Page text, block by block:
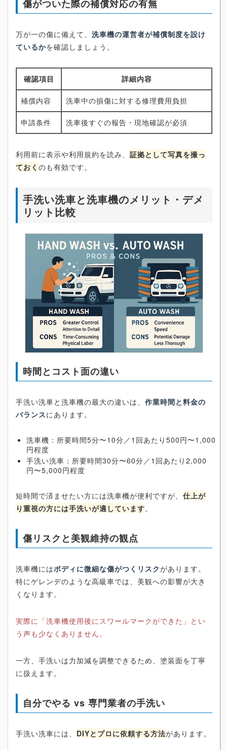
傷がついた際の補償対応の有無
万が一の傷に備えて、 洗車機の運営者が補償制度を設け
ているかを確認しましょう。
確認項目 詳細内容
補償内容 洗車中の損傷に対する修理費用負担
申請条件 洗車後すぐの報告・現地確認が必須
利用前に表示や利用規約を読み、 証拠として写真を撮っ
ておく のも有効です。
手洗い洗車と洗車機のメリット・デメ
リット比較
時間とコスト面の違い
手洗い洗車と洗車機の最大の違いは、 作業時間と料金の
バランスにあります。
洗車機：所要時間5分〜10分／1回あたり500円〜1,000
円程度
手洗い洗車：所要時間30分〜60分／1回あたり2,000
円〜5,000円程度
短時間で済ませたい方には洗車機が便利ですが、 仕上が
り重視の方には手洗いが適しています。
傷リスクと美観維持の観点
洗車機にはボディに微細な傷がつくリスクがあります。
特にゲレンデのような高級車では、美観への影響が大き
くなります。
実際に「洗車機使用後にスワールマークができた」とい
う声も少なくありません。
一方、手洗いは力加減を調整できるため、塗装面を丁寧
に扱えます。
自分でやる vs 専門業者の手洗い
手洗い洗車には、 DIYとプロに依頼する方法があります。